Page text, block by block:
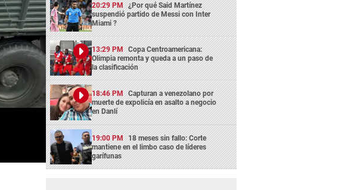
20:29 PM ¿Por qué Said Martínez
suspendió partido de Messi con Inter
Miami ?
13:29 PM Copa Centroamericana:
Olimpia remonta y queda a un paso de
la clasificación
18:46 PM Capturan a venezolano por
muerte de expolicía en asalto a negocio
en Danlí
19:00 PM 18 meses sin fallo: Corte
mantiene en el limbo caso de líderes
garífunas